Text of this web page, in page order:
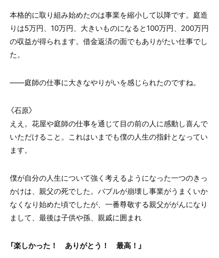
本格的に取り組み始めたのは事業を縮小して以降です。庭造
りは5万円、10万円、大きいものになると100万円、200万円
の収益が得られます。借金返済の面でもありがたい仕事でし
た。
――庭師の仕事に大きなやりがいを感じられたのですね。
〈石原〉
ええ。花屋や庭師の仕事を通じて目の前の人に感動し喜んで
いただけること。これはいまでも僕の人生の指針となってい
ます。
僕が自分の人生について強く考えるようになった一つのきっ
かけは、親父の死でした。バブルが崩壊し事業がうまくいか
なくなり始めた頃でしたが、一番尊敬する親父ががんになり
まして、最後は子供や孫、親戚に囲まれ
「楽しかった！ ありがとう！ 最高！」